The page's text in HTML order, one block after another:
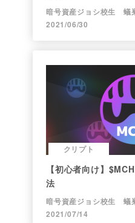
暗号資産ジョシ校生 蟻
2021/06/30
クリプト
【初心者向け】
法
暗号資産ジョシ校生 蟻
2021/07/14